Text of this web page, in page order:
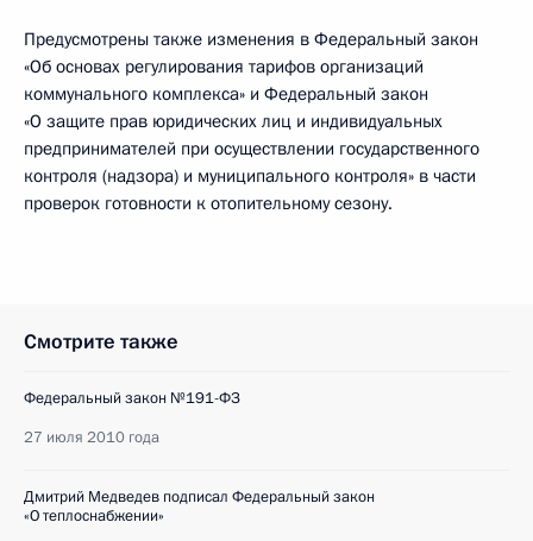
Предусмотрены также изменения в Федеральный закон
«Об основах регулирования тарифов организаций
коммунального комплекса» и Федеральный закон
«О защите прав юридических лиц и индивидуальных
предпринимателей при осуществлении государственного
контроля (надзора) и муниципального контроля» в части
проверок готовности к отопительному сезону.
Смотрите также
Федеральный закон №191-ФЗ
27 июля 2010 года
Дмитрий Медведев подписал Федеральный закон
«О теплоснабжении»